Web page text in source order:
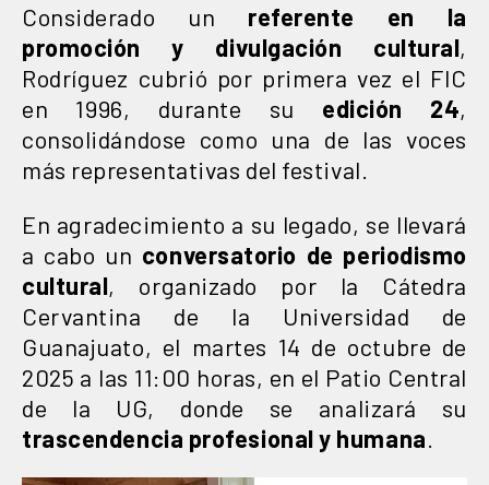
Considerado un referente en la
promoción y divulgación cultural,
Rodríguez cubrió por primera vez el FIC
en 1996, durante su edición 24,
consolidándose como una de las voces
más representativas del festival.
En agradecimiento a su legado, se llevará
a cabo un conversatorio de periodismo
cultural, organizado por la Cátedra
Cervantina de la Universidad de
Guanajuato, el martes 14 de octubre de
2025 a las 11:00 horas, en el Patio Central
de la UG, donde se analizará su
trascendencia profesional y humana